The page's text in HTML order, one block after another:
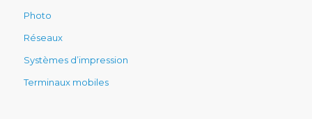
Photo
Réseaux
Systèmes d’impression
Terminaux mobiles